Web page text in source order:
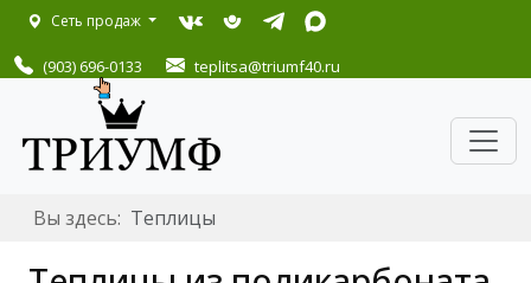
Сеть продаж
(903) 696-0133 teplitsa@triumf40.ru
Вы здесь: Теплицы